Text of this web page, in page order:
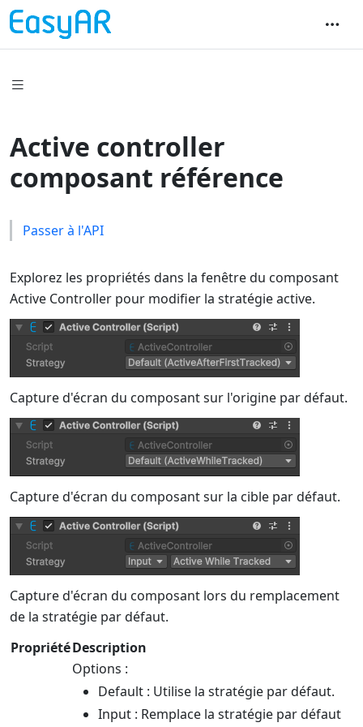
Active controller
composant référence
Passer à l'API
Explorez les propriétés dans la fenêtre du composant
Active Controller pour modifier la stratégie active.
Capture d'écran du composant sur l'origine par défaut.
Capture d'écran du composant sur la cible par défaut.
Capture d'écran du composant lors du remplacement
de la stratégie par défaut.
PropriétéDescription
Options :
Default : Utilise la stratégie par défaut.
Input : Remplace la stratégie par défaut